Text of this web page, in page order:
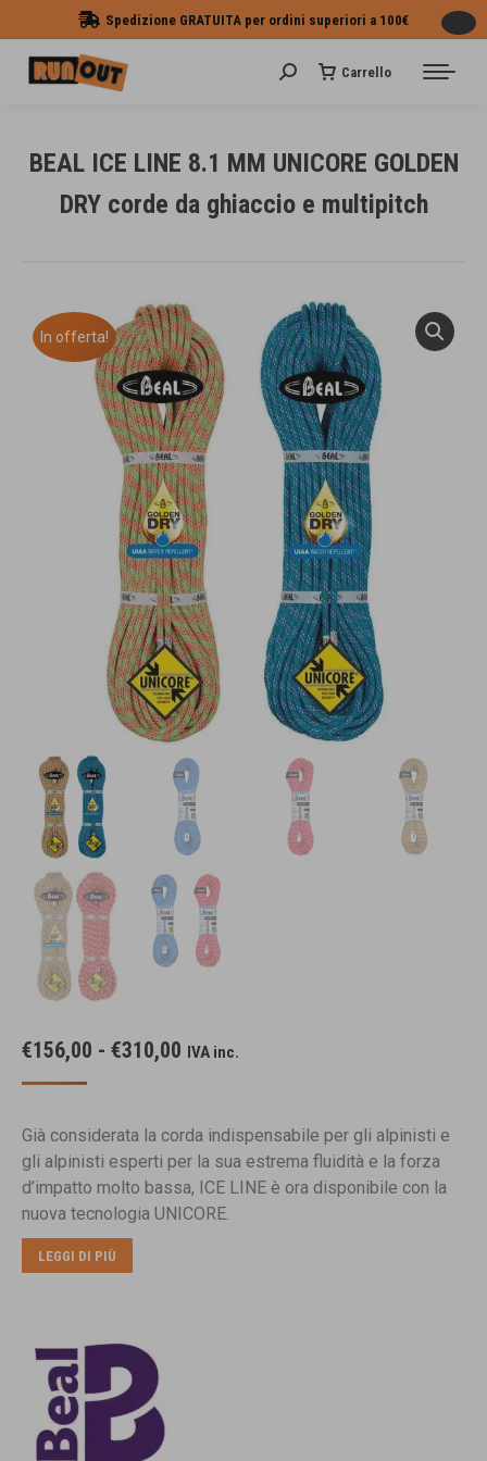
Spedizione GRATUITA per ordini superiori a 100€
Cerca: Carrello
BEAL ICE LINE 8.1 MM UNICORE GOLDEN
DRY corde da ghiaccio e multipitch
In offerta!
€156,00 - €310,00 Fascia
da
€156,00
a
IVA inc.
Già considerata la corda indispensabile per gli alpinisti e
gli alpinisti esperti per la sua estrema fluidità e la forza
d’impatto molto bassa, ICE LINE è ora disponibile con la
nuova tecnologia UNICORE.
LEGGI DI PIÙ